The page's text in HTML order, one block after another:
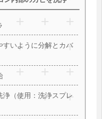
すいように分解とカバ
（使用：洗浄スプレ